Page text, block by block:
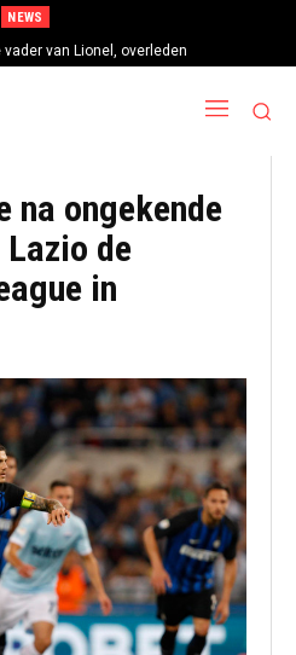
NEWS
van Lionel, overleden
na ongekende
de
in